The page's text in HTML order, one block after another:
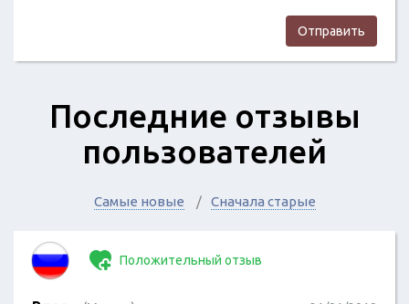
Отправить
Последние отзывы
пользователей
Самые новые Сначала старые
Положительный отзыв